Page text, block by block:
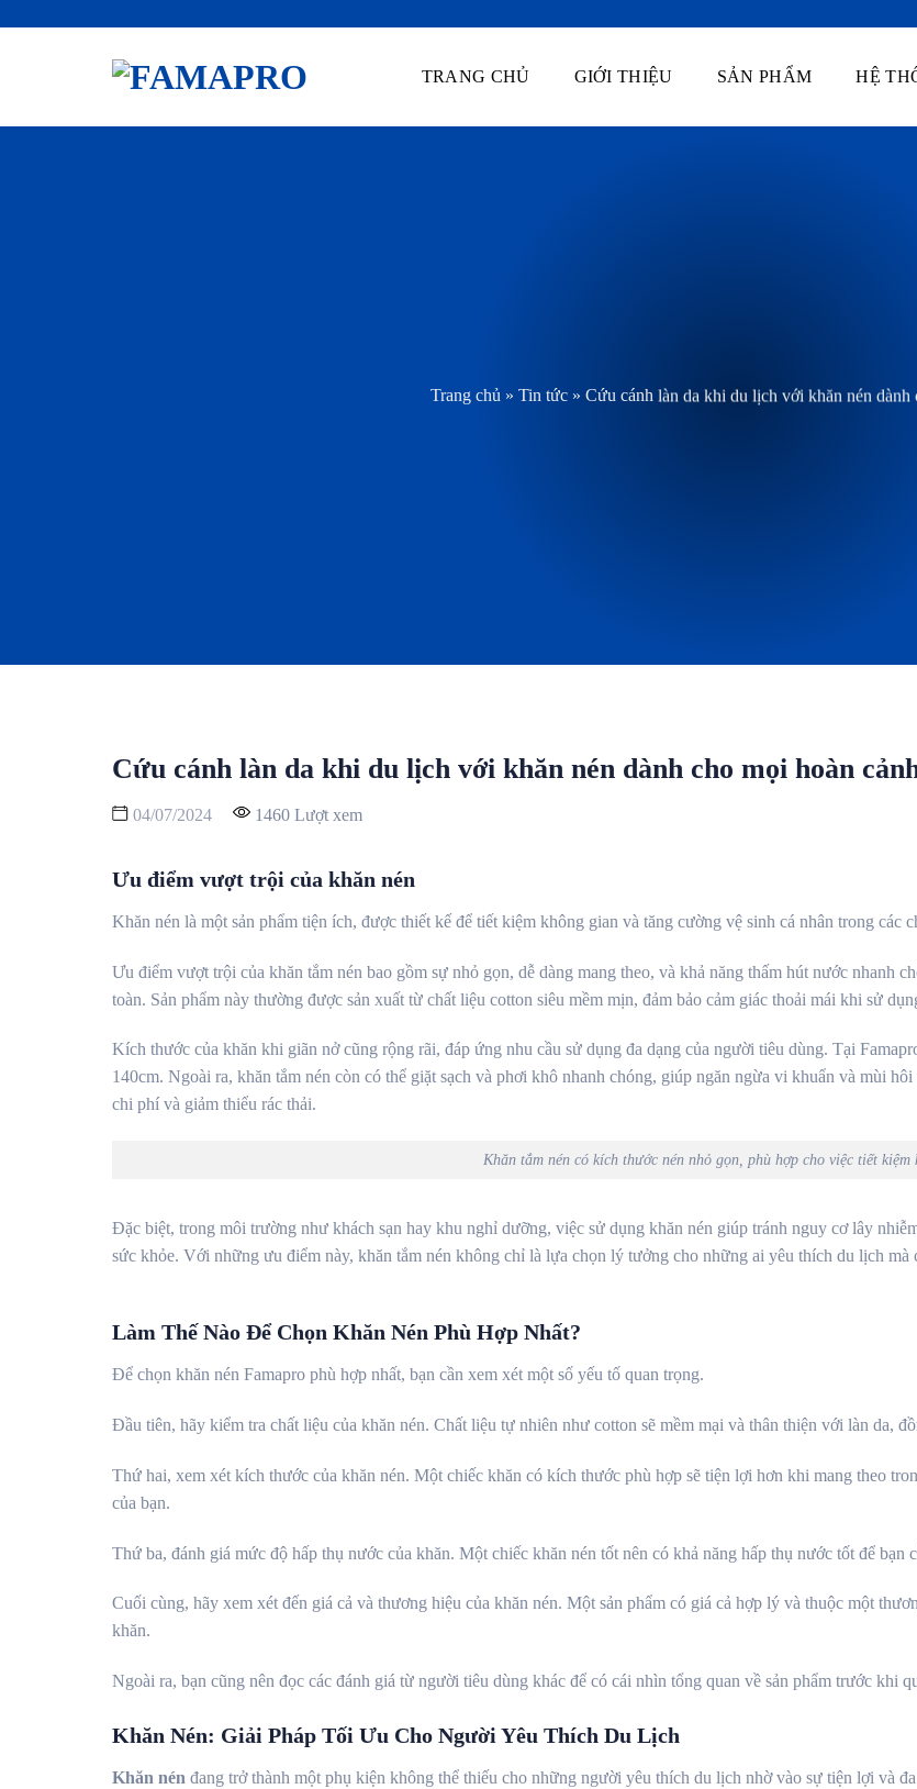
TRANG CHỦ GIỚI THIỆU SẢN PHẨM HỆ
Trang chủ» Tin tức» Cứu cánh làn da khi du lịch với khăn nén dành
Cứu cánh làn da khi du lịch với khăn nén dành cho mọi hoàn
04/07/2024 1460 Lượt xem
Ưu điểm vượt trội của khăn nén
Khăn nén là một sản phẩm tiện ích, được thiết kế để tiết kiệm không gian và tăng cường vệ sinh cá nhân trong các
Ưu điểm vượt trội của khăn tắm nén bao gồm sự nhỏ gọn, dễ dàng mang theo, và khả năng thấm hút nước nhanh
toàn. Sản phẩm này thường được sản xuất từ chất liệu cotton siêu mềm mịn, đảm bảo cảm giác thoải mái khi sử
Kích thước của khăn khi giãn nở cũng rộng rãi, đáp ứng nhu cầu sử dụng đa dạng của người tiêu dùng. Tại
140cm. Ngoài ra, khăn tắm nén còn có thể giặt sạch và phơi khô nhanh chóng, giúp ngăn ngừa vi khuẩn và mùi
chi phí và giảm thiểu rác thải.
Khăn tắm nén có kích thước nén nhỏ gọn, phù hợp cho việc tiết kiệm
Đặc biệt, trong môi trường như khách sạn hay khu nghỉ dưỡng, việc sử dụng khăn nén giúp tránh nguy cơ lây
sức khỏe. Với những ưu điểm này, khăn tắm nén không chỉ là lựa chọn lý tưởng cho những ai yêu thích du lịch
Làm Thế Nào Để Chọn Khăn Nén Phù Hợp Nhất?
Để chọn khăn nén Famapro phù hợp nhất, bạn cần xem xét một số yếu tố quan trọng.
Đầu tiên, hãy kiểm tra chất liệu của khăn nén. Chất liệu tự nhiên như cotton sẽ mềm mại và thân thiện với làn da,
Thứ hai, xem xét kích thước của khăn nén. Một chiếc khăn có kích thước phù hợp sẽ tiện lợi hơn khi mang theo
của bạn.
Thứ ba, đánh giá mức độ hấp thụ nước của khăn. Một chiếc khăn nén tốt nên có khả năng hấp thụ nước tốt để bạn
Cuối cùng, hãy xem xét đến giá cả và thương hiệu của khăn nén. Một sản phẩm có giá cả hợp lý và thuộc một
khăn.
Ngoài ra, bạn cũng nên đọc các đánh giá từ người tiêu dùng khác để có cái nhìn tổng quan về sản phẩm trước khi
Khăn Nén: Giải Pháp Tối Ưu Cho Người Yêu Thích Du Lịch
Khăn nén đang trở thành một phụ kiện không thể thiếu cho những người yêu thích du lịch nhờ vào sự tiện lợi và